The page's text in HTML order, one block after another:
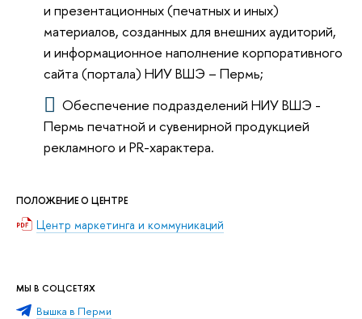
ПОЛОЖЕНИЕ О ЦЕНТРЕ
Центр маркетинга и коммуникаций
МЫ В СОЦСЕТЯХ
Вышка в Перми
и презентационных (печатных и иных)
материалов, созданных для внешних аудиторий,
и информационное наполнение корпоративного
сайта (портала) НИУ ВШЭ – Пермь;
Обеспечение подразделений НИУ ВШЭ -
Пермь печатной и сувенирной продукцией
рекламного и PR-характера.